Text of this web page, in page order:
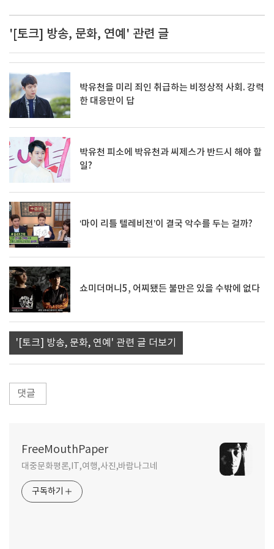
'[토크] 방송, 문화, 연예' 관련 글
박유천을 미리 죄인 취급하는 비정상적 사회. 강력
한 대응만이 답
박유천 피소에 박유천과 씨제스가 반드시 해야 할
일?
‘마이 리틀 텔레비전’이 결국 악수를 두는 걸까?
쇼미더머니5, 어찌됐든 불만은 있을 수밖에 없다
'[토크] 방송, 문화, 연예' 관련 글 더보기
댓글
FreeMouthPaper
대중문화평론,IT,여행,사진,바람나그네
구독하기